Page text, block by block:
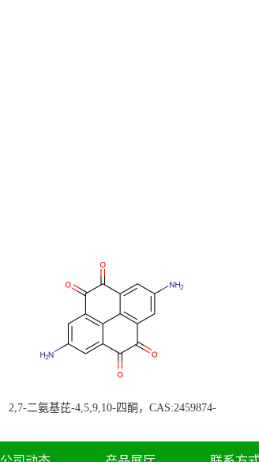
2,7-二氨基芘-4,5,9,10-四酮，CAS:2459874-